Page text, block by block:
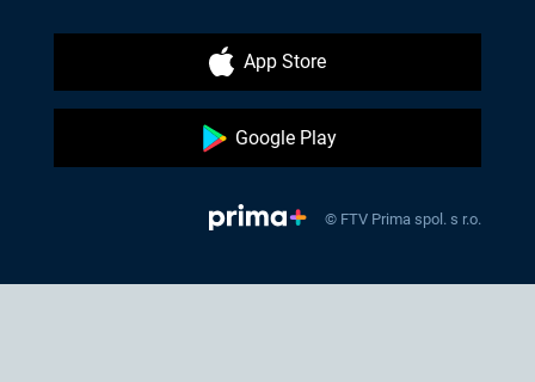
App Store
Google Play
© FTV Prima spol. s r.o.